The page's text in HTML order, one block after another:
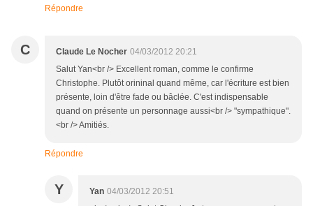
Répondre
C Claude Le Nocher 04/03/2012 20:21
Salut Yan<br /> Excellent roman, comme le confirme
Christophe. Plutôt orininal quand même, car l'écriture est bien
présente, loin d'être fade ou bâclée. C'est indispensable
quand on présente un personnage aussi<br /> "sympathique".
<br /> Amitiés.
Répondre
Y Yan 04/03/2012 20:51